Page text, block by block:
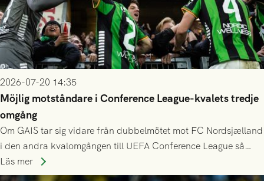
2026-07-20 14:35
Möjlig motståndare i Conference League-kvalets tredje
omgång
Om GAIS tar sig vidare från dubbelmötet mot FC Nordsjælland
i den andra kvalomgången till UEFA Conference League så
spelas den tredje kvalomgången kort därpå. Motståndare blir
då vinnaren i mötet mellan isländska Valur och HŠK Zrinjski
Läs mer